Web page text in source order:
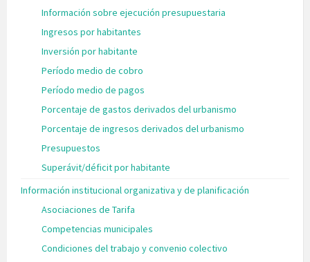
Información sobre ejecución presupuestaria
Ingresos por habitantes
Inversión por habitante
Período medio de cobro
Período medio de pagos
Porcentaje de gastos derivados del urbanismo
Porcentaje de ingresos derivados del urbanismo
Presupuestos
Superávit/déficit por habitante
Información institucional organizativa y de planificación
Asociaciones de Tarifa
Competencias municipales
Condiciones del trabajo y convenio colectivo